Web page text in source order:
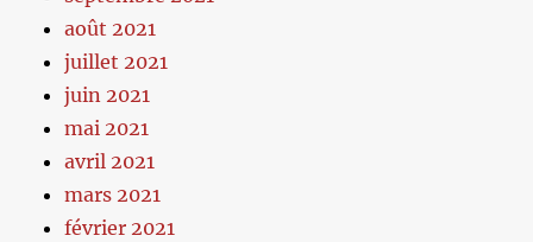
août 2021
juillet 2021
juin 2021
mai 2021
avril 2021
mars 2021
février 2021